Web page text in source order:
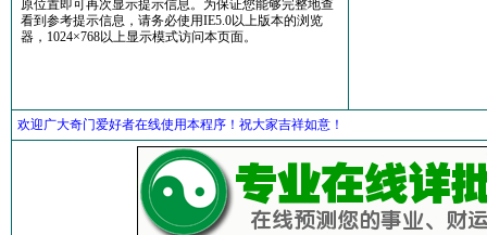
原位置即可再次显示提示信息。为保证您能够完整地查
看到参考提示信息，请务必使用IE5.0以上版本的浏览
器，1024×768以上显示模式访问本页面。
欢迎广大奇门爱好者在线使用本程序！祝大家吉祥如意！